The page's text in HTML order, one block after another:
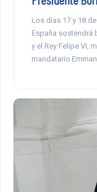
Los días 17 y 18
España sostendrá
y el Rey Felipe VI,
mandatario